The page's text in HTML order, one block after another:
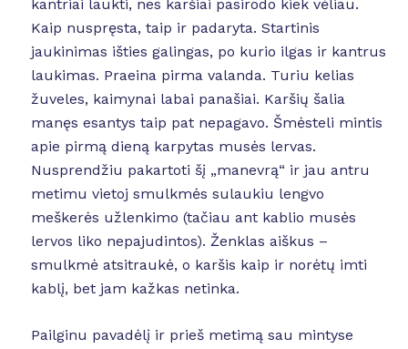
kantriai laukti, nes karšiai pasirodo kiek vėliau.
Kaip nuspręsta, taip ir padaryta. Startinis
jaukinimas išties galingas, po kurio ilgas ir kantrus
laukimas. Praeina pirma valanda. Turiu kelias
žuveles, kaimynai labai panašiai. Karšių šalia
manęs esantys taip pat nepagavo. Šmėsteli mintis
apie pirmą dieną karpytas musės lervas.
Nusprendžiu pakartoti šį „manevrą“ ir jau antru
metimu vietoj smulkmės sulaukiu lengvo
meškerės užlenkimo (tačiau ant kablio musės
lervos liko nepajudintos). Ženklas aiškus –
smulkmė atsitraukė, o karšis kaip ir norėtų imti
kablį, bet jam kažkas netinka.
Pailginu pavadėlį ir prieš metimą sau mintyse